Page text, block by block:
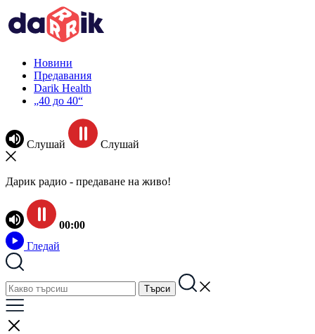
Новини
Предавания
Darik Health
„40 до 40“
Слушай Слушай
Дарик радио - предаване на живо!
00:00
Гледай